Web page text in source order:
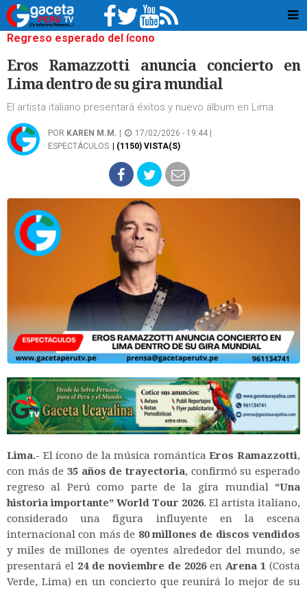
Regreso esperado del ícono
Eros Ramazzotti anuncia concierto en
Lima dentro de su gira mundial
El artista italiano presentará éxitos y nuevo álbum en Lima.
POR KAREN M.M.
17/02/2026 - 19:44 |
ESPECTÁCULOS
| (1150) VISTA(S)
Lima.- El ícono de la música románticaEros Ramazzotti,
con más de 35 años de trayectoria, confirmó su esperado
regreso al Perú como parte de la gira mundial “Una
historia importante” World Tour 2026. El artista italiano,
considerado una figura influyente en la escena
internacional con más de 80 millones de discos vendidos
y miles de millones de oyentes alrededor del mundo, se
presentará el 24 de noviembre de 2026en Arena 1 (Costa
Verde, Lima) en un concierto que reunirá lo mejor de su